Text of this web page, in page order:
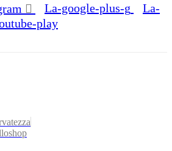
La-google-plus-g
La-
play